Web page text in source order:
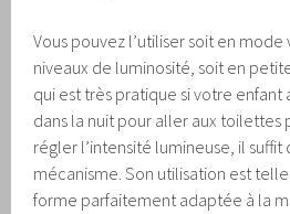
Vous pouvez l’utiliser soit en
niveaux de luminosité, soit en
qui est très pratique si votre
dans la nuit pour aller aux toilettes
régler l’intensité lumineuse, il suffit
mécanisme. Son utilisation est
forme parfaitement adaptée à la